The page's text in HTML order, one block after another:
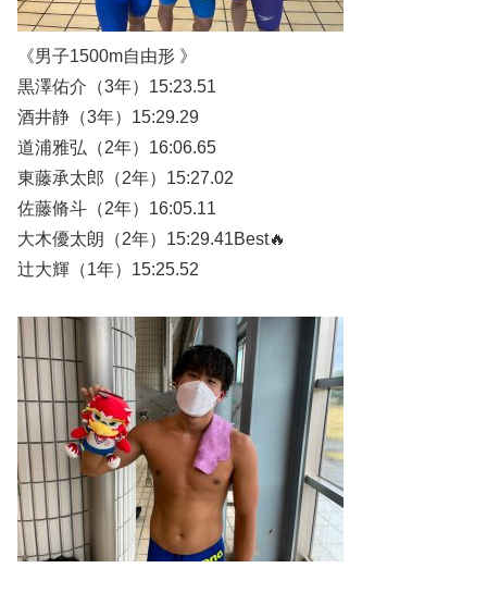
《男子1500m自由形 》
黒澤佑介（3年）15:23.51
酒井静（3年）15:29.29
道浦雅弘（2年）16:06.65
東藤承太郎（2年）15:27.02
佐藤脩斗（2年）16:05.11
大木優太朗（2年）15:29.41Best🔥
辻大輝（1年）15:25.52